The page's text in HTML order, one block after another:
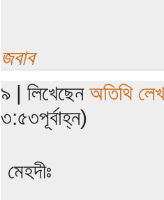
জবাব
৯ | লিখেছেন অতিথি
৩:৫৩পূর্বাহ্ন)
মেহদীঃ